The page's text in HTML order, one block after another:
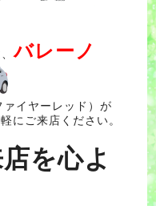
バレーノ
イヤーレッド）が
にご来店ください。
を心よ